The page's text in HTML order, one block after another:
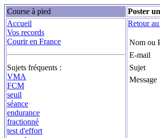
Course à pied
Poster
Accueil
Vos records
Courir en France
Sujets fréquents :
VMA
FCM
seuil
séance
endurance
fractionné
test d'effort
Retour
Nom ou
E-mail
Sujet
Message